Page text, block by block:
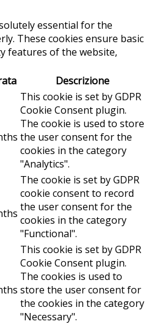
essential for the
These cookies ensure basic
features of the website,
Descrizione
This cookie is set by GDPR
Cookie Consent plugin.
The cookie is used to store
the user consent for the
cookies in the category
"Analytics".
The cookie is set by GDPR
cookie consent to record
the user consent for the
cookies in the category
"Functional".
This cookie is set by GDPR
Cookie Consent plugin.
The cookies is used to
store the user consent for
the cookies in the category
"Necessary".